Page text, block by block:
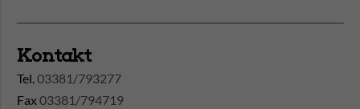
Kontakt
Tel.03381/793277
Fax03381/794719